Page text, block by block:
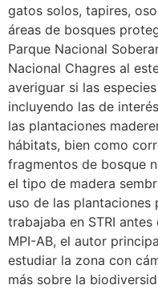
gatos solos, tapires,
áreas de bosques
Parque Nacional
Nacional Chagres al
averiguar si las
incluyendo las de
las plantaciones
hábitats, bien como
fragmentos de bosque
el tipo de madera
uso de las plantaciones
trabajaba en STRI
MPI-AB, el autor
estudiar la zona con
más sobre la